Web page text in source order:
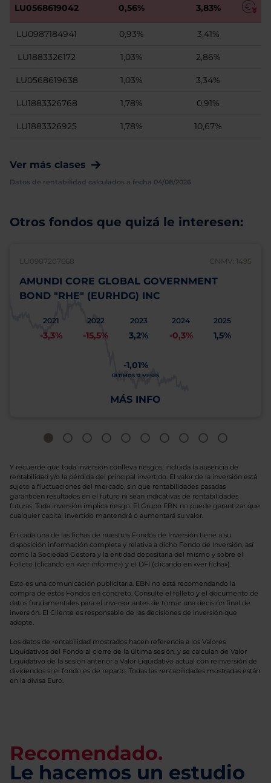
LU0568619042 0,56% 3,83%
LU0987184941 0,93% 3,41%
LU1883326172 1,03% 2,86%
LU0568619638 1,03% 3,34%
LU1883326768 1,78% 0,91%
LU1883326925 1,78% 10,67%
Ver más clases
Datos de rentabilidad calculados a fecha 04/08/2026
Otros fondos que quizá le interesen:
LU0987207668 CNMV: 1495
AMUNDI CORE GLOBAL GOVERNMENT
BOND "RHE" (EURHDG) INC
2021
-3,3%
2022
-15,5%
2023
3,2%
2024
-0,3%
2025
1,5%
-1,01%
ÚLTIMOS 12 MESES
MÁS INFO
Y recuerde que toda inversión conlleva riesgos, incluida la ausencia de
rentabilidad y/o la pérdida del principal invertido. El valor de la inversión está
sujeto a fluctuaciones del mercado, sin que rentabilidades pasadas
garanticen resultados en el futuro ni sean indicativas de rentabilidades
futuras. Toda inversión implica riesgo. El Grupo EBN no puede garantizar que
cualquier capital invertido mantendrá o aumentará su valor.
En cada una de las fichas de nuestros Fondos de Inversión tiene a su
disposición información completa y relativa a dicho Fondo de Inversión, así
como la Sociedad Gestora y la entidad depositaria del mismo y sobre el
Folleto (clicando en «ver informe») y el DFI (clicando en «ver ficha»).
Esto es una comunicación publicitaria. EBN no está recomendando la
compra de estos Fondos en concreto. Consulte el folleto y el documento de
datos fundamentales para el inversor antes de tomar una decisión final de
inversión. El Cliente es responsable de las decisiones de inversión que
adopte.
Los datos de rentabilidad mostrados hacen referencia a los Valores
Liquidativos del Fondo al cierre de la última sesión, y se calculan de Valor
Liquidativo de la sesión anterior a Valor Liquidativo actual con reinversión de
dividendos si el fondo es de reparto. Todas las rentabilidades mostradas están
en la divisa Euro.
Recomendado.
Le hacemos un estudio